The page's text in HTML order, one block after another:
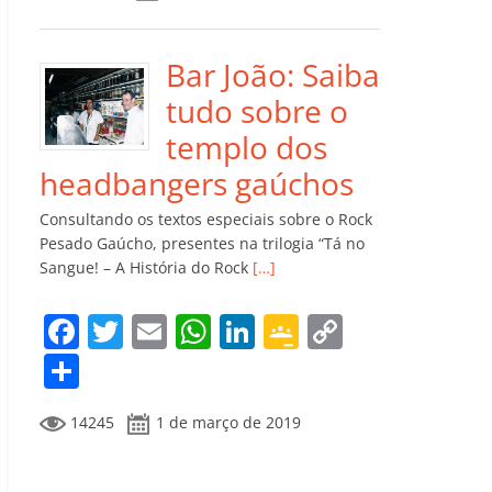
b
o
o
k
A
p
p
dI
n
e
Cl
a
ss
ro
o
m
Li
n
k
p
ar
til
h
ar
Bar João: Saiba
tudo sobre o
templo dos
headbangers gaúchos
Consultando os textos especiais sobre o Rock
Pesado Gaúcho, presentes na trilogia “Tá no
Sangue! – A História do Rock […]
F
e
T
itt
er
E
l
W
s
Li
e
G
gl
o
m
14245 1 de março de 2019